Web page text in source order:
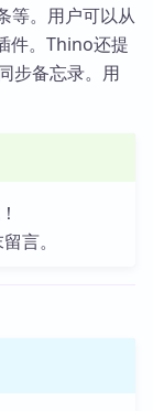
等。用户可以从
件。Thino还提
步备忘录。用
言。